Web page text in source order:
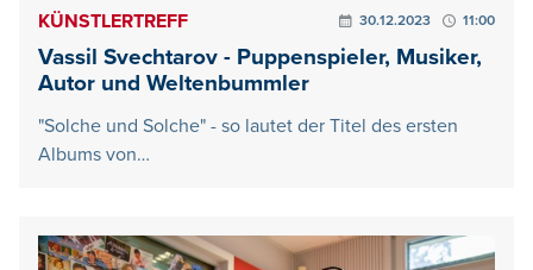
KÜNSTLERTREFF 30.12.2023 11:00
Vassil Svechtarov - Puppenspieler, Musiker,
Autor und Weltenbummler
"Solche und Solche" - so lautet der Titel des ersten
Albums von…